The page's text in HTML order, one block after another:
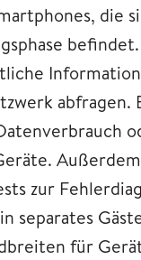
die
abfragen.
Außerdem
zur
separates
für